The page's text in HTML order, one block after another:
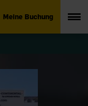
Meine Buchung